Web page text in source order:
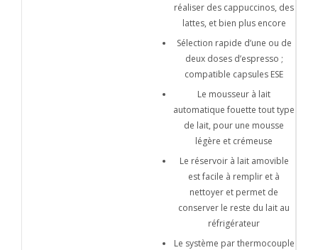
réaliser des cappuccinos, des
lattes, et bien plus encore
Sélection rapide d’une ou de
deux doses d’espresso ;
compatible capsules ESE
Le mousseur à lait
automatique fouette tout type
de lait, pour une mousse
légère et crémeuse
Le réservoir à lait amovible
est facile à remplir et à
nettoyer et permet de
conserver le reste du lait au
réfrigérateur
Le système par thermocouple